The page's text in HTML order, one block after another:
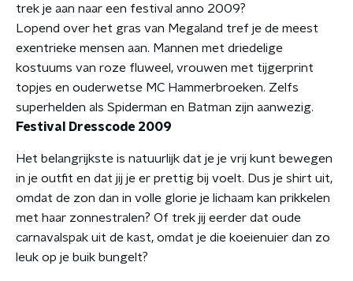
trek je aan naar een festival anno 2009?
Lopend over het gras van Megaland tref je de meest
exentrieke mensen aan. Mannen met driedelige
kostuums van roze fluweel, vrouwen met tijgerprint
topjes en ouderwetse MC Hammerbroeken. Zelfs
superhelden als Spiderman en Batman zijn aanwezig.
Festival Dresscode 2009
Het belangrijkste is natuurlijk dat je je vrij kunt bewegen
in je outfit en dat jij je er prettig bij voelt. Dus je shirt uit,
omdat de zon dan in volle glorie je lichaam kan prikkelen
met haar zonnestralen? Of trek jij eerder dat oude
carnavalspak uit de kast, omdat je die koeienuier dan zo
leuk op je buik bungelt?